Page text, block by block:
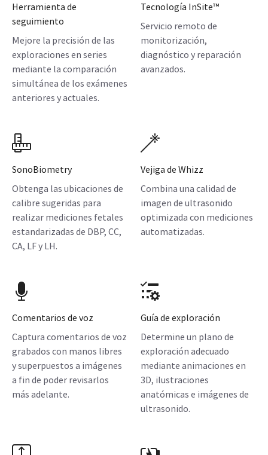
Herramienta de
seguimiento
Mejore la precisión de las
exploraciones en series
mediante la comparación
simultánea de los exámenes
anteriores y actuales.
Tecnología InSite™
Servicio remoto de
monitorización,
diagnóstico y reparación
avanzados.
SonoBiometry
Obtenga las ubicaciones de
calibre sugeridas para
realizar mediciones fetales
estandarizadas de DBP, CC,
CA, LF y LH.
Vejiga de Whizz
Combina una calidad de
imagen de ultrasonido
optimizada con mediciones
automatizadas.
Comentarios de voz
Captura comentarios de voz
grabados con manos libres
y superpuestos a imágenes
a fin de poder revisarlos
más adelante.
Guía de exploración
Determine un plano de
exploración adecuado
mediante animaciones en
3D, ilustraciones
anatómicas e imágenes de
ultrasonido.